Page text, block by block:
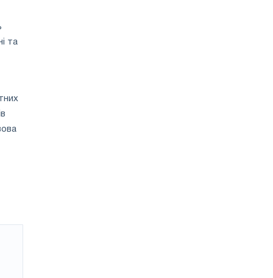
та